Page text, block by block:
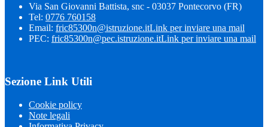
Via San Giovanni Battista, snc - 03037 Pontecorvo (FR)
Tel: 0776 760158
Email: fric85300n@istruzione.itLink per inviare una mail
PEC: fric85300n@pec.istruzione.itLink per inviare una mail
Sezione Link Utili
Cookie policy
Note legali